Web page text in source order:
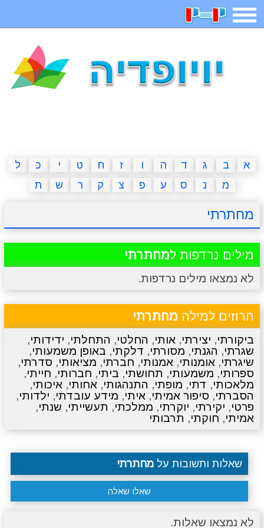
תפריט
איש תלוי מדריכים פוקימון גו מצא הבדלים
יצירה משחקי בנות אשליות חדשות
א ב ג ד ה ו ז ח ט י כ
ל
מ
נ ס ע פ צ ק ר ש ת
מחתרתי
מילים נרדפות למחתרתי
לא נמצאו מילים נרדפות.
חרוזים למילה מחתרתי
ביקורתי, יצירתי, אותי, החלטי, התחלתי, ידידותי,
שגרתי, הגנתי, מסורתי, דלקתי, באופן משמעותי,
שיגרתי, אומנותי, אמנותי, חברתי, מציאותי, סדרתי,
ספרותי, משמעותי, תחושתי, ביתי, חברותי, חייתי,
מלאכותי, דתי, מופתי, התנהגותי, אחותי, איכותי,
הסברתי, סיפור אמיתי, איתי, מידע עובדתי, ילדותי,
פרטי, יקירתי, יוקרתי, ממלכתי, תעשייתי, שנתי,
אמיתי, חוקתי, תרבותי
שאלות ותשובות על מחתרתי
שאלו שאלה
לא נמצאו שאלות.